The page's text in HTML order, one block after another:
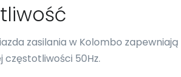
zasilania w Kolombo
częstotliwości 50Hz.